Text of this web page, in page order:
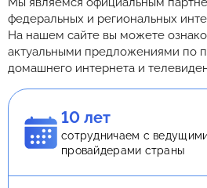
федеральных и региональных
На нашем сайте вы можете
актуальными предложениями по
домашнего интернета и
10 лет
сотрудничаем с
провайдерами страны